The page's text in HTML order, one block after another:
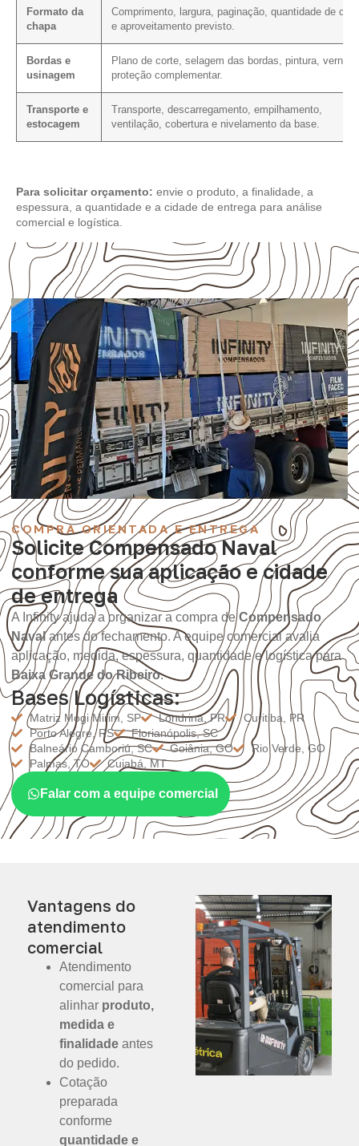
Formato da
chapa
Comprimento, largura, paginação, quantidade de
e aproveitamento previsto.
Bordas e
usinagem
Plano de corte, selagem das bordas, pintura, verniz
proteção complementar.
Transporte e
estocagem
Transporte, descarregamento, empilhamento,
ventilação, cobertura e nivelamento da base.
Para solicitar orçamento: envie o produto, a finalidade, a
espessura, a quantidade e a cidade de entrega para análise
comercial e logística.
COMPRA ORIENTADA E ENTREGA
Solicite Compensado Naval
conforme sua aplicação e cidade
de entrega
A Infinity ajuda a organizar a compra deCompensado
Navalantes do fechamento. A equipe comercial avalia
aplicação, medida, espessura, quantidade e logística para
Baixa Grande do Ribeiro.
Bases Logísticas:
Matriz Mogi Mirim, SP Londrina, PR
Curitiba, PR
Porto Alegre, RS
Florianópolis, SC
Balneário Camboriú, SC
Goiânia, GO
Rio Verde, GO
Palmas, TO
Cuiabá, MT
Falar com a equipe comercial
Vantagens do
atendimento
comercial
Atendimento
comercial para
alinhar produto,
medida e
finalidade antes
do pedido.
Cotação
preparada
conforme
quantidade e